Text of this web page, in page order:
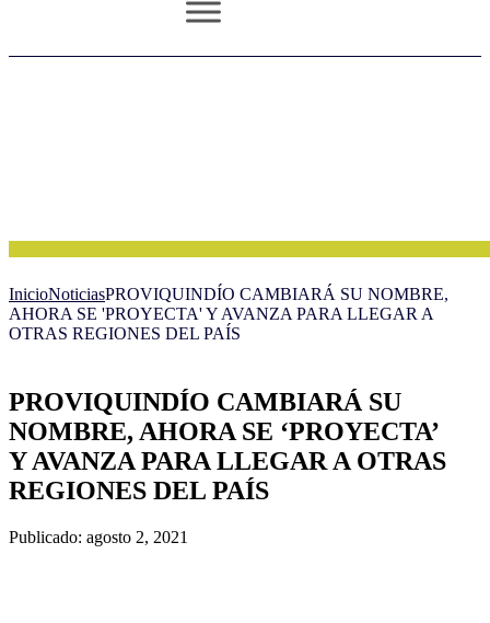
InicioNoticiasPROVIQUINDÍO CAMBIARÁ SU NOMBRE,
AHORA SE 'PROYECTA' Y AVANZA PARA LLEGAR A
OTRAS REGIONES DEL PAÍS
PROVIQUINDÍO CAMBIARÁ SU
NOMBRE, AHORA SE ‘PROYECTA’
Y AVANZA PARA LLEGAR A OTRAS
REGIONES DEL PAÍS
Publicado: agosto 2, 2021